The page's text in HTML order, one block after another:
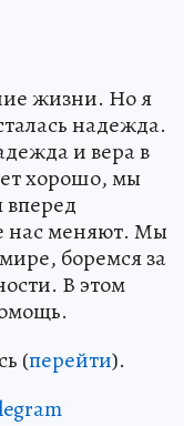
жизни. Но я
надежда.
и вера в
хорошо, мы
вперед
нас меняют. Мы
боремся за
В этом
(перейти).